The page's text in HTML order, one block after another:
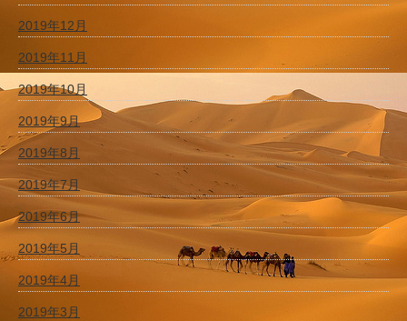
2019年12月
2019年11月
2019年10月
2019年9月
2019年8月
2019年7月
2019年6月
2019年5月
2019年4月
2019年3月